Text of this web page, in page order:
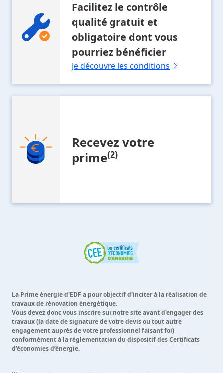
Facilitez le contrôle
qualité gratuit et
obligatoire dont vous
pourriez bénéficier
Je découvre les conditions
Recevez votre
prime(2)
La Prime énergie d'EDF a pour objectif d'inciter à la réalisation de
travaux de rénovation énergétique.
Vous devez donc vous inscrire sur notre site avant d'engager des
travaux (la date de signature de votre devis ou tout autre
engagement auprès de votre professionnel faisant foi)
conformément à la réglementation du dispositif des Certificats
d’économies d’énergie.